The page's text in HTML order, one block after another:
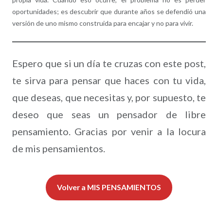
oportunidades; es descubrir que durante años se defendió una
versión de uno mismo construida para encajar y no para vivir.
Espero que si un día te cruzas con este post,
te sirva para pensar que haces con tu vida,
que deseas, que necesitas y, por supuesto, te
deseo que seas un pensador de libre
pensamiento. Gracias por venir a la locura
de mis pensamientos.
Volver a MIS PENSAMIENTOS